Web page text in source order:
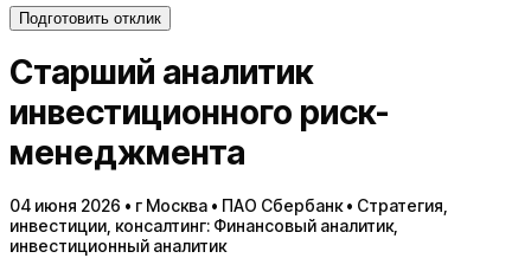
Подготовить отклик
Старший аналитик
инвестиционного риск-
менеджмента
04 июня 2026 • г Москва • ПАО Сбербанк • Стратегия,
инвестиции, консалтинг: Финансовый аналитик,
инвестиционный аналитик